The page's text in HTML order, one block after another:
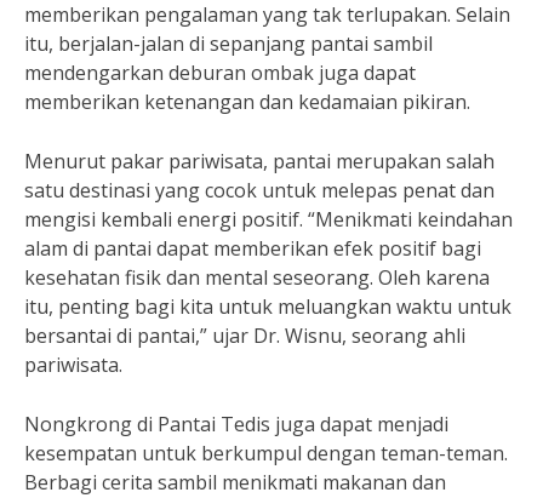
memberikan pengalaman yang tak terlupakan. Selain
itu, berjalan-jalan di sepanjang pantai sambil
mendengarkan deburan ombak juga dapat
memberikan ketenangan dan kedamaian pikiran.
Menurut pakar pariwisata, pantai merupakan salah
satu destinasi yang cocok untuk melepas penat dan
mengisi kembali energi positif. “Menikmati keindahan
alam di pantai dapat memberikan efek positif bagi
kesehatan fisik dan mental seseorang. Oleh karena
itu, penting bagi kita untuk meluangkan waktu untuk
bersantai di pantai,” ujar Dr. Wisnu, seorang ahli
pariwisata.
Nongkrong di Pantai Tedis juga dapat menjadi
kesempatan untuk berkumpul dengan teman-teman.
Berbagi cerita sambil menikmati makanan dan